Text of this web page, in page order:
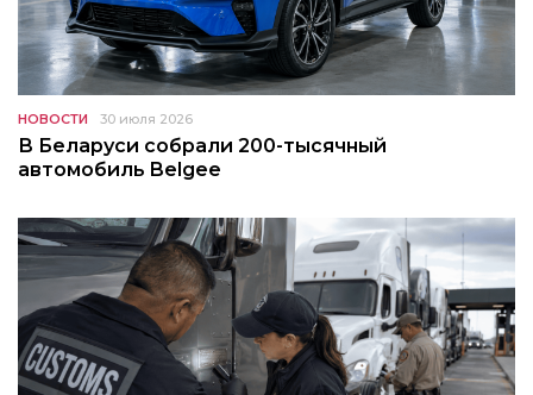
НОВОСТИ 30 июля 2026
В Беларуси собрали 200-тысячный
автомобиль Belgee